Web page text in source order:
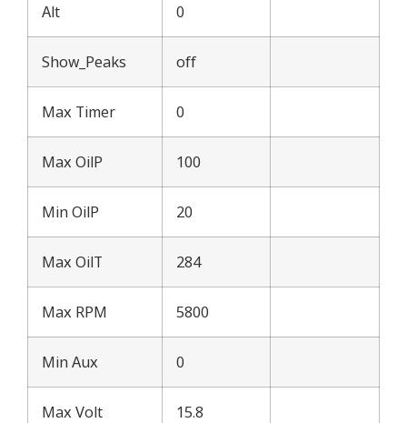
Alt 0
Show_Peaks off
Max Timer 0
Max OilP 100
Min OilP 20
Max OilT 284
Max RPM 5800
Min Aux 0
Max Volt 15.8